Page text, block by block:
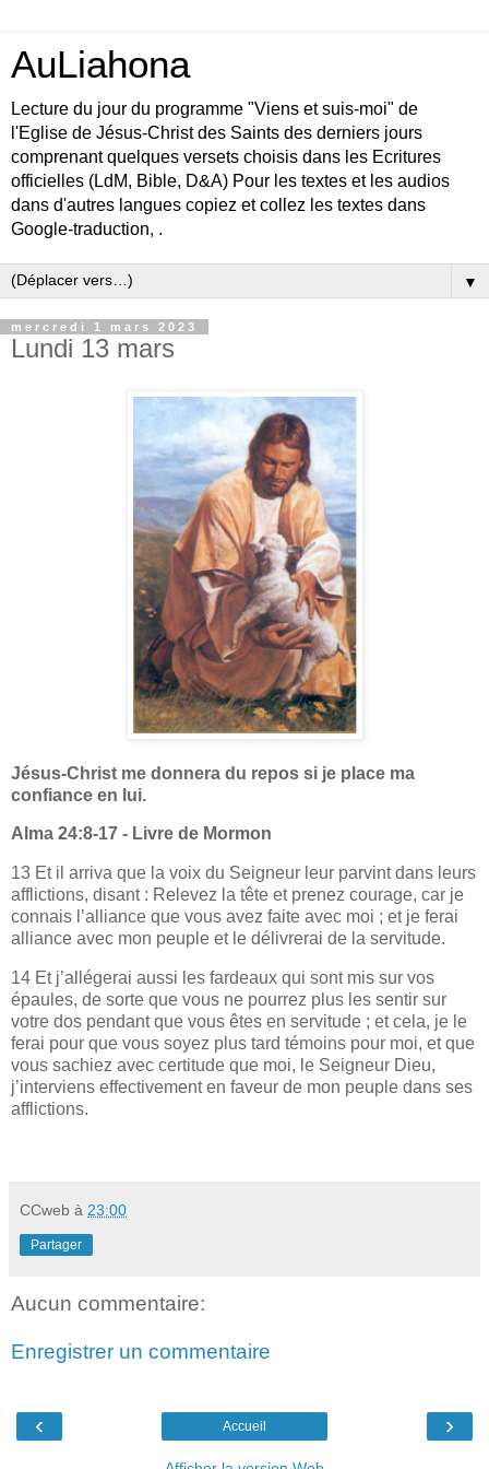
AuLiahona
Lecture du jour du programme "Viens et suis-moi" de
l'Eglise de Jésus-Christ des Saints des derniers jours
comprenant quelques versets choisis dans les Ecritures
officielles (LdM, Bible, D&A) Pour les textes et les audios
dans d'autres langues copiez et collez les textes dans
Google-traduction, .
▼
mercredi 1 mars 2023
Lundi 13 mars
Jésus-Christ me donnera du repos si je place ma
confiance en lui.
Alma 24:8-17 - Livre de Mormon
13 Et il arriva que la voix du Seigneur leur parvint dans leurs
afflictions, disant : Relevez la tête et prenez courage, car je
connais l’alliance que vous avez faite avec moi ; et je ferai
alliance avec mon peuple et le délivrerai de la servitude.
14 Et j’allégerai aussi les fardeaux qui sont mis sur vos
épaules, de sorte que vous ne pourrez plus les sentir sur
votre dos pendant que vous êtes en servitude ; et cela, je le
ferai pour que vous soyez plus tard témoins pour moi, et que
vous sachiez avec certitude que moi, le Seigneur Dieu,
j’interviens effectivement en faveur de mon peuple dans ses
afflictions.
CCweb à 23:00
Partager
Aucun commentaire:
Enregistrer un commentaire
‹ ›
Accueil